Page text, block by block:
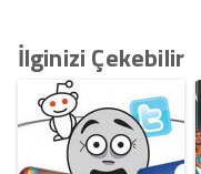
İlginizi Çekebilir